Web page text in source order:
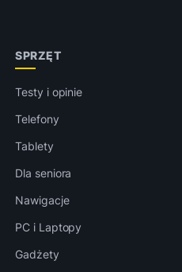
SPRZĘT
Testy i opinie
Telefony
Tablety
Dla seniora
Nawigacje
PC i Laptopy
Gadżety